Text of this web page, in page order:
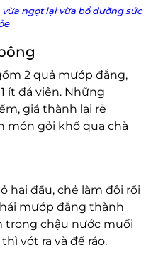
ngọt lại vừa bổ dưỡng sức
2 quả mướp đắng,
ít đá viên. Những
giá thành lại rẻ
món gỏi khổ qua chà
hai đầu, chẻ làm đôi rồi
mướp đắng thành
chậu nước muối
vớt ra và để ráo.